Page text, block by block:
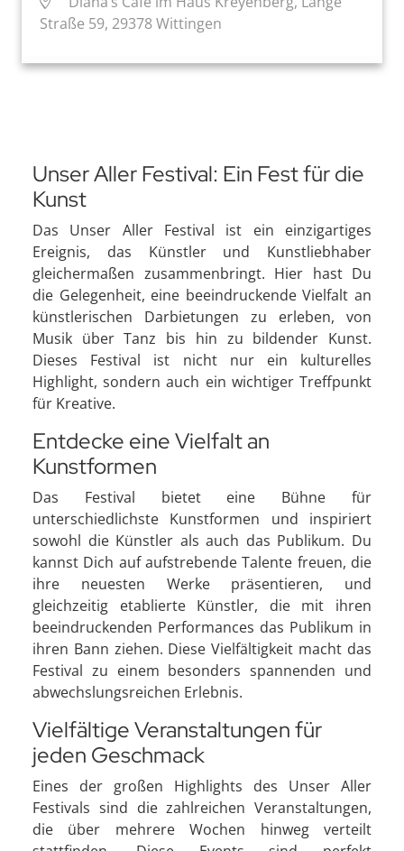
Straße 59, 29378 Wittingen
Unser Aller Festival: Ein Fest für die
Kunst
Das Unser Aller Festival ist ein einzigartiges
Ereignis, das Künstler und Kunstliebhaber
gleichermaßen zusammenbringt. Hier hast Du
die Gelegenheit, eine beeindruckende Vielfalt an
künstlerischen Darbietungen zu erleben, von
Musik über Tanz bis hin zu bildender Kunst.
Dieses Festival ist nicht nur ein kulturelles
Highlight, sondern auch ein wichtiger Treffpunkt
für Kreative.
Entdecke eine Vielfalt an
Kunstformen
Das Festival bietet eine Bühne für
unterschiedlichste Kunstformen und inspiriert
sowohl die Künstler als auch das Publikum. Du
kannst Dich auf aufstrebende Talente freuen, die
ihre neuesten Werke präsentieren, und
gleichzeitig etablierte Künstler, die mit ihren
beeindruckenden Performances das Publikum in
ihren Bann ziehen. Diese Vielfältigkeit macht das
Festival zu einem besonders spannenden und
abwechslungsreichen Erlebnis.
Vielfältige Veranstaltungen für
jeden Geschmack
Eines der großen Highlights des Unser Aller
Festivals sind die zahlreichen Veranstaltungen,
die über mehrere Wochen hinweg verteilt